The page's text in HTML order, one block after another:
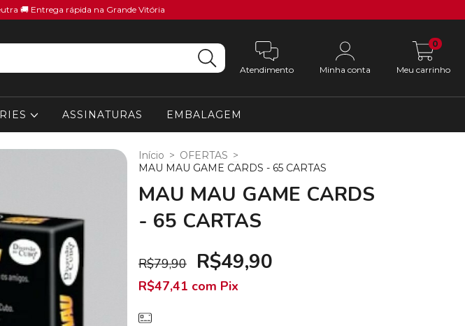
🚚 Entrega rápida na Grande Vitória
Atendimento Minha conta Meu carrinho
0
ASSINATURAS EMBALAGEM
Início > OFERTAS >
MAU MAU GAME CARDS - 65 CARTAS
MAU MAU GAME CARDS
- 65 CARTAS
R$79,90 R$49,90
R$47,41 com Pix